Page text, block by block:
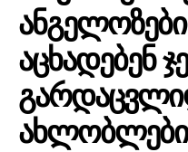
ᲐᲪᲮᲐᲓᲔᲑᲔᲜ
ᲐᲮᲚᲝᲑᲚᲔᲑᲘ